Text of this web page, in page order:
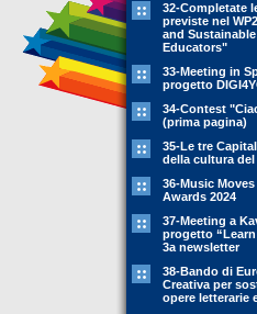
32-Completate
previste nel
and
Educators"
33-Meeting in
progetto
34-Contest
(prima pagina)
35-Le tre
della cultura del
36-Music
Awards 2024
37-Meeting a
progetto “Learn
3a newsletter
38-Bando di
Creativa per
opere letterarie